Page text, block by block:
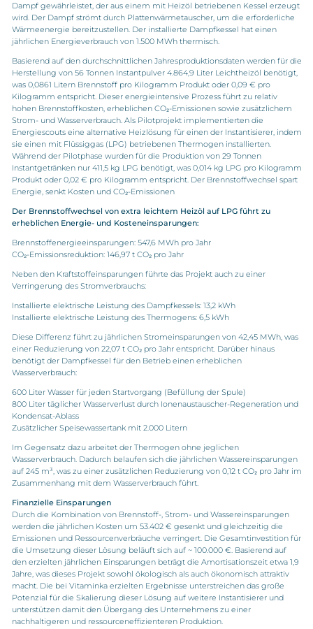
Dampf gewährleistet, der aus einem mit Heizöl betriebenen Kessel erzeugt
wird. Der Dampf strömt durch Plattenwärmetauscher, um die erforderliche
Wärmeenergie bereitzustellen. Der installierte Dampfkessel hat einen
jährlichen Energieverbrauch von 1.500 MWh thermisch.
Basierend auf den durchschnittlichen Jahresproduktionsdaten werden für die
Herstellung von 56 Tonnen Instantpulver 4.864,9 Liter Leichtheizöl benötigt,
was 0,0861 Litern Brennstoff pro Kilogramm Produkt oder 0,09 € pro
Kilogramm entspricht. Dieser energieintensive Prozess führt zu relativ
hohen Brennstoffkosten, erheblichen CO₂-Emissionen sowie zusätzlichem
Strom- und Wasserverbrauch. Als Pilotprojekt implementierten die
Energiescouts eine alternative Heizlösung für einen der Instantisierer, indem
sie einen mit Flüssiggas (LPG) betriebenen Thermogen installierten.
Während der Pilotphase wurden für die Produktion von 29 Tonnen
Instantgetränken nur 411,5 kg LPG benötigt, was 0,014 kg LPG pro Kilogramm
Produkt oder 0,02 € pro Kilogramm entspricht. Der Brennstoffwechsel spart
Energie, senkt Kosten und CO₂-Emissionen
Der Brennstoffwechsel von extra leichtem Heizöl auf LPG führt zu
erheblichen Energie- und Kosteneinsparungen:
Brennstoffenergieeinsparungen: 547,6 MWh pro Jahr
CO₂-Emissionsreduktion: 146,97 t CO₂ pro Jahr
Neben den Kraftstoffeinsparungen führte das Projekt auch zu einer
Verringerung des Stromverbrauchs:
Installierte elektrische Leistung des Dampfkessels: 13,2 kWh
Installierte elektrische Leistung des Thermogens: 6,5 kWh
Diese Differenz führt zu jährlichen Stromeinsparungen von 42,45 MWh, was
einer Reduzierung von 22,07 t CO₂ pro Jahr entspricht. Darüber hinaus
benötigt der Dampfkessel für den Betrieb einen erheblichen
Wasserverbrauch:
600 Liter Wasser für jeden Startvorgang (Befüllung der Spule)
800 Liter täglicher Wasserverlust durch Ionenaustauscher-Regeneration und
Kondensat-Ablass
Zusätzlicher Speisewassertank mit 2.000 Litern
Im Gegensatz dazu arbeitet der Thermogen ohne jeglichen
Wasserverbrauch. Dadurch belaufen sich die jährlichen Wassereinsparungen
auf 245 m³, was zu einer zusätzlichen Reduzierung von 0,12 t CO₂ pro Jahr im
Zusammenhang mit dem Wasserverbrauch führt.
Finanzielle Einsparungen
Durch die Kombination von Brennstoff-, Strom- und Wassereinsparungen
werden die jährlichen Kosten um 53.402 € gesenkt und gleichzeitig die
Emissionen und Ressourcenverbräuche verringert. Die Gesamtinvestition für
die Umsetzung dieser Lösung beläuft sich auf ~ 100.000 €. Basierend auf
den erzielten jährlichen Einsparungen beträgt die Amortisationszeit etwa 1,9
Jahre, was dieses Projekt sowohl ökologisch als auch ökonomisch attraktiv
macht. Die bei Vitaminka erzielten Ergebnisse unterstreichen das große
Potenzial für die Skalierung dieser Lösung auf weitere Instantisierer und
unterstützen damit den Übergang des Unternehmens zu einer
nachhaltigeren und ressourceneffizienteren Produktion.